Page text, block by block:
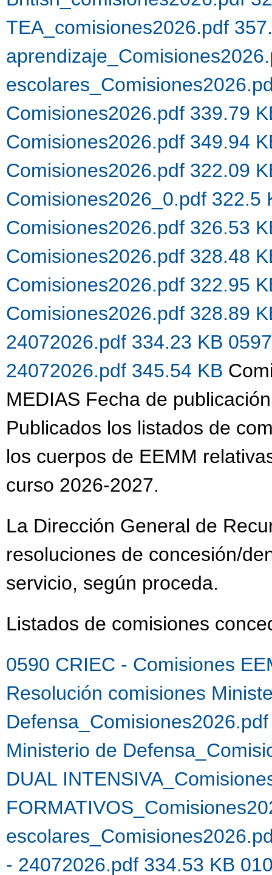
TEA_comisiones2026.pdf
Comisiones2026.pdf 339.79
Comisiones2026.pdf 349.94
Comisiones2026.pdf 322.09
Comisiones2026_0.pdf 322.5
Comisiones2026.pdf 326.53
Comisiones2026.pdf 328.48
Comisiones2026.pdf 322.95
Comisiones2026.pdf 328.89
24072026.pdf 334.23 KB
24072026.pdf 345.54 KB
MEDIAS Fecha de
Publicados los listados de
los cuerpos de EEMM
curso 2026-2027.
La Dirección General de
resoluciones de concesión/
servicio, según proceda.
Listados de comisiones
0590 CRIEC - Comisiones
Resolución comisiones
Ministerio de
DUAL
- 24072026.pdf 334.53 KB